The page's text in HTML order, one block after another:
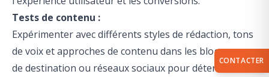
Tests de contenu :
Expérimenter avec différents styles de rédaction, tons
de voix et approches de contenu dans les blogs, pages
de destination ou réseaux sociaux pour déterminer ce
CONTACTER